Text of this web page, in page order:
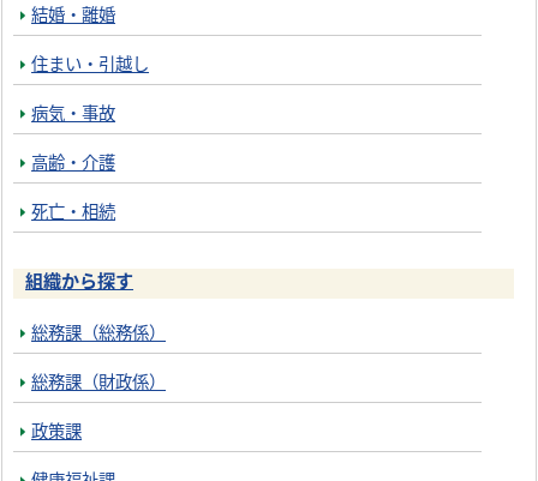
結婚・離婚
住まい・引越し
病気・事故
高齢・介護
死亡・相続
組織から探す
総務課（総務係）
総務課（財政係）
政策課